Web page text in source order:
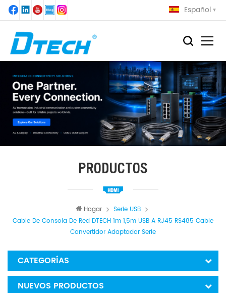
Español
PRODUCTOS
Hogar
Serie USB
Cable De Consola De Red DTECH 1m 1,5m USB A RJ45 RS485 Cable
Convertidor Adaptador Serie
CATEGORÍAS
NUEVOS PRODUCTOS